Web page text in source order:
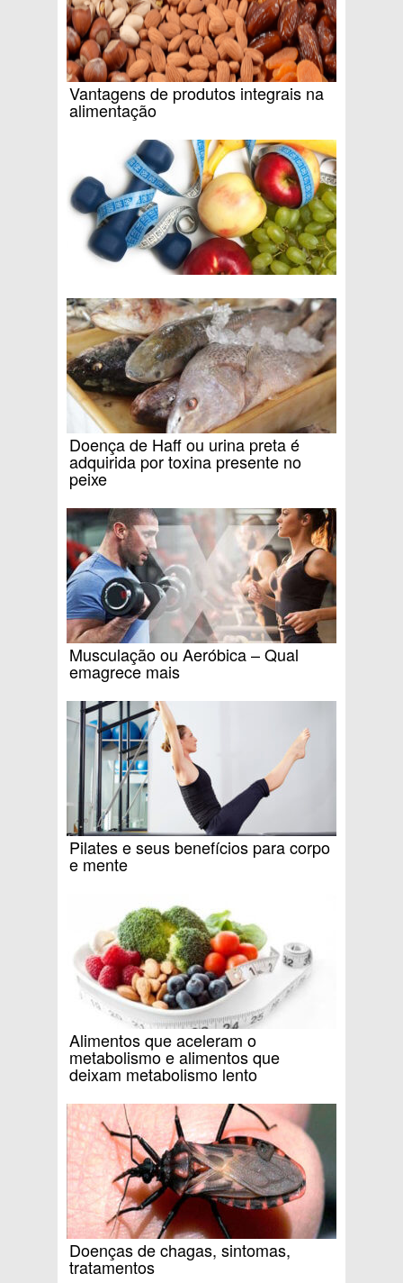
Vantagens de produtos integrais na
alimentação
Doença de Haff ou urina preta é
adquirida por toxina presente no
peixe
Musculação ou Aeróbica – Qual
emagrece mais
Pilates e seus benefícios para corpo
e mente
Alimentos que aceleram o
metabolismo e alimentos que
deixam metabolismo lento
Doenças de chagas, sintomas,
tratamentos